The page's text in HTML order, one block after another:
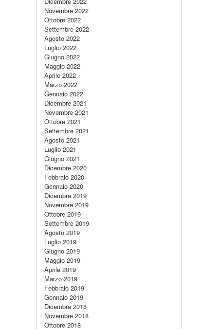
Novembre 2022
Ottobre 2022
Settembre 2022
Agosto 2022
Luglio 2022
Giugno 2022
Maggio 2022
Aprile 2022
Marzo 2022
Gennaio 2022
Dicembre 2021
Novembre 2021
Ottobre 2021
Settembre 2021
Agosto 2021
Luglio 2021
Giugno 2021
Dicembre 2020
Febbraio 2020
Gennaio 2020
Dicembre 2019
Novembre 2019
Ottobre 2019
Settembre 2019
Agosto 2019
Luglio 2019
Giugno 2019
Maggio 2019
Aprile 2019
Marzo 2019
Febbraio 2019
Gennaio 2019
Dicembre 2018
Novembre 2018
Ottobre 2018